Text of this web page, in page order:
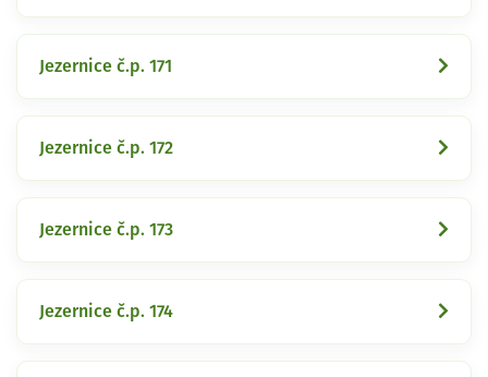
Jezernice č.p. 171
Jezernice č.p. 172
Jezernice č.p. 173
Jezernice č.p. 174